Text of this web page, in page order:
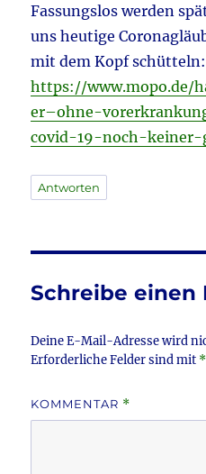
Fassungslos werden
uns heutige
mit dem Kopf schütteln:
https://www.mopo.de/
er–ohne-
covid-19-noch-keiner-
Antworten
Schreibe einen
Deine E-Mail-Adresse wird
Erforderliche Felder sind mit *
KOMMENTAR *